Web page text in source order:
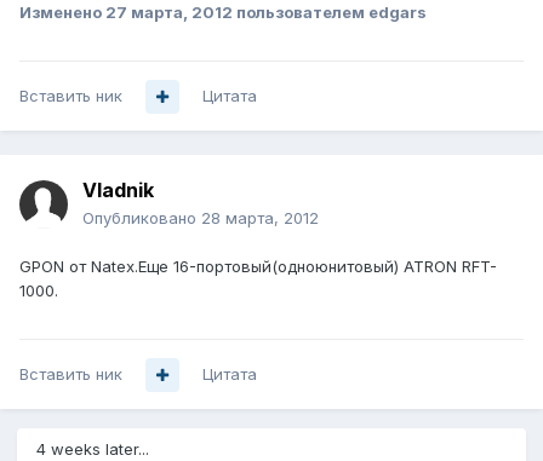
Изменено 27 марта, 2012 пользователем edgars
Вставить ник Цитата
Vladnik
Опубликовано 28 марта, 2012
GPON от Natex.Еще 16-портовый(одноюнитовый) ATRON RFT-
1000.
Вставить ник Цитата
4 weeks later...